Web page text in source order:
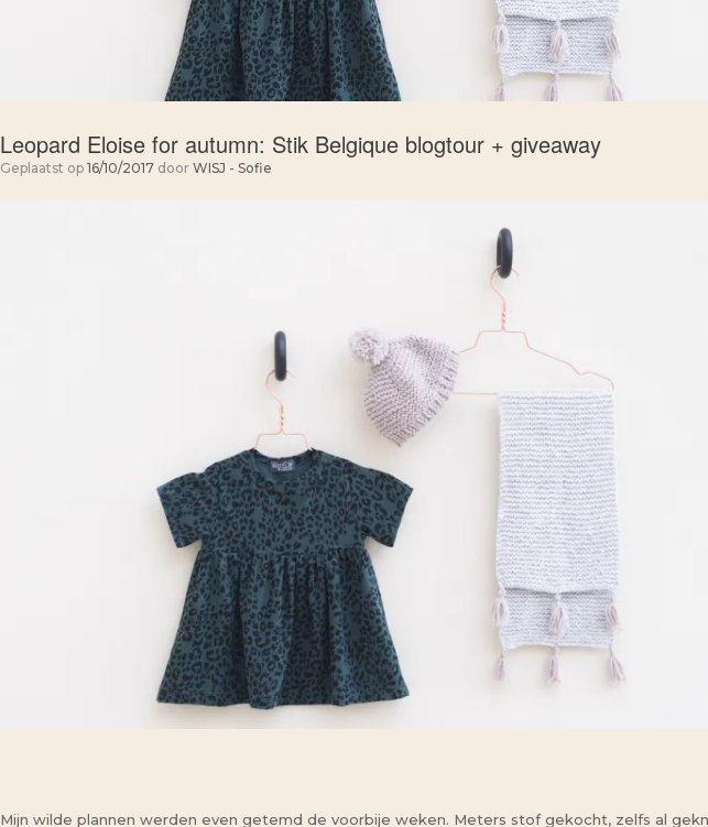
Leopard Eloise for autumn: Stik Belgique blogtour + giveaway
Geplaatst op 16/10/2017 door WISJ - Sofie
Mijn wilde plannen werden even getemd de voorbije weken. Meters stof gekocht, zelfs al